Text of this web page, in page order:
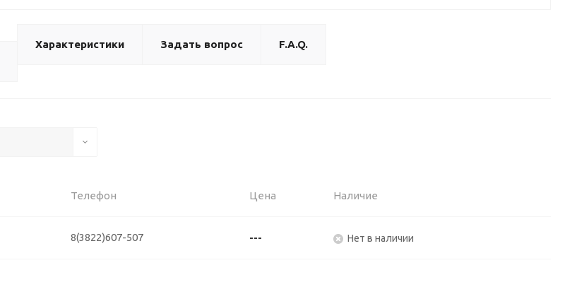
Характеристики Задать вопрос F.A.Q.
Телефон Цена Наличие
8(3822)607-507 --- Нет в наличии